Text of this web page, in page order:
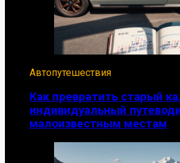
Автопутешествия
Как превратить старый
индивидуальный
малоизвестным местам